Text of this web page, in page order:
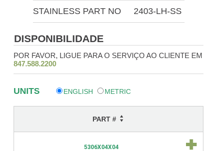
STAINLESS PART NO 2403-LH-SS
DISPONIBILIDADE
POR FAVOR, LIGUE PARA O SERVIÇO AO CLIENTE EM
847.588.2200
UNITS ENGLISH METRIC
PART #
5306X04X04